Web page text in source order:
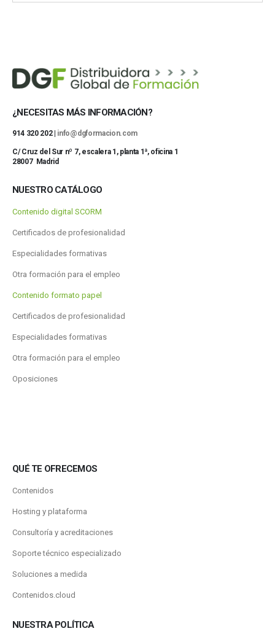
¿NECESITAS MÁS INFORMACIÓN?
914 320 202 | info@dgformacion.com
C/ Cruz del Sur nº 7, escalera 1, planta 1ª, oficina 1
28007 Madrid
NUESTRO CATÁLOGO
Contenido digital SCORM
Certificados de profesionalidad
Especialidades formativas
Otra formación para el empleo
Contenido formato papel
Certificados de profesionalidad
Especialidades formativas
Otra formación para el empleo
Oposiciones
QUÉ TE OFRECEMOS
Contenidos
Hosting y plataforma
Consultoría y acreditaciones
Soporte técnico especializado
Soluciones a medida
Contenidos.cloud
NUESTRA POLÍTICA